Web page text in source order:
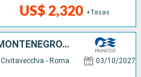
US$ 2,320 +Tasas
ITALIA, TURQUÍA, GRECIA, MONTENEGRO, ESPAÑA, FRANCIA
Civitavecchia - Roma 03/10/2027